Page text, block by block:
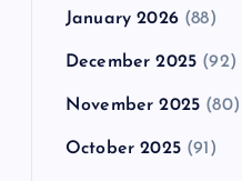
January 2026(88)
December 2025 (92)
November 2025 (80)
October 2025(91)